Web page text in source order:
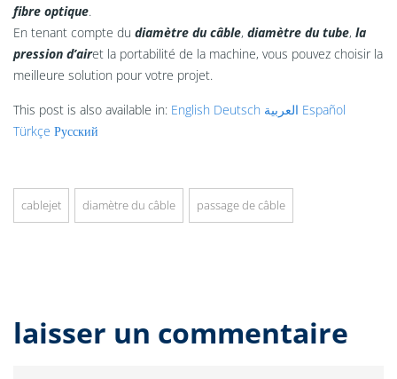
fibre optique.
En tenant compte du diamètre du câble, diamètre du tube, la
pression d’airet la portabilité de la machine, vous pouvez choisir la
meilleure solution pour votre projet.
This post is also available in: English Deutsch العربية Español
Türkçe Русский
cablejet diamètre du câble passage de câble
laisser un commentaire